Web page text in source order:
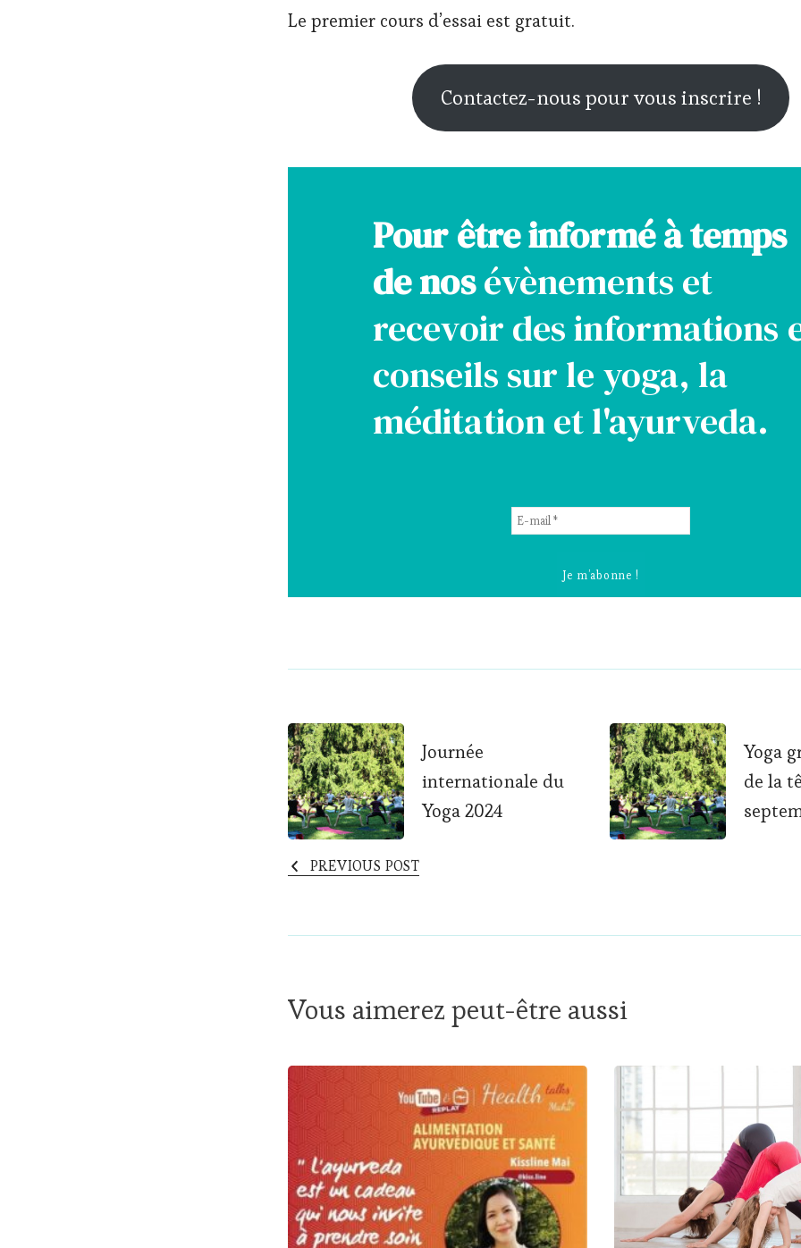
Le premier cours d’essai est gratuit.
Contactez-nous pour vous inscrire !
Pour être informé à temps
de nosévènements et
recevoir des informations
conseils sur le yoga, la
méditation et l'ayurveda.
*
Post
Navigation
Journée
internationale du
Yoga 2024
PREVIOUS POST
Yoga
de la
Vous aimerez peut-être aussi